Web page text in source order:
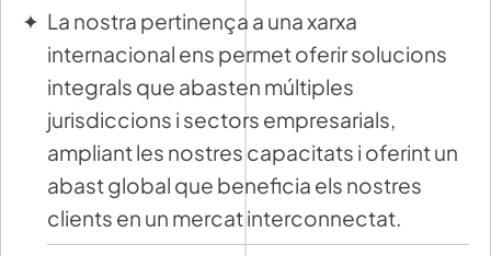
La nostra pertinença a una xarxa
internacional ens permet oferir solucions
integrals que abasten múltiples
jurisdiccions i sectors empresarials,
ampliant les nostres capacitats i oferint un
abast global que beneficia els nostres
clients en un mercat interconnectat.